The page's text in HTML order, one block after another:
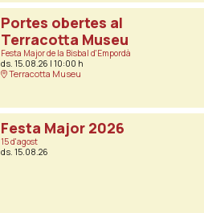
Portes obertes al
Terracotta Museu
Festa Major de la Bisbal d'Empordà
ds. 15.08.26 | 10:00 h
Terracotta Museu
Festa Major 2026
15 d'agost
ds. 15.08.26